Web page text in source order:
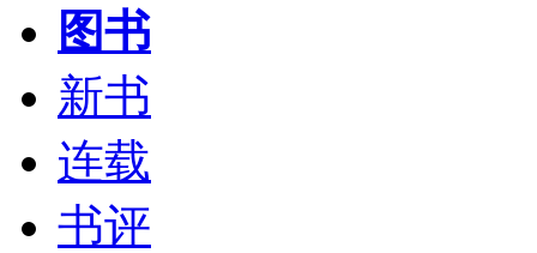
图书
新书
连载
书评